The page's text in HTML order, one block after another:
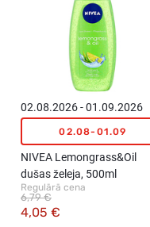
02.08.2026 - 01.09.2026
02.08-01.09
NIVEA Lemongrass&Oil
dušas želeja, 500ml
Regulārā cena
4,05 €
6,79 €